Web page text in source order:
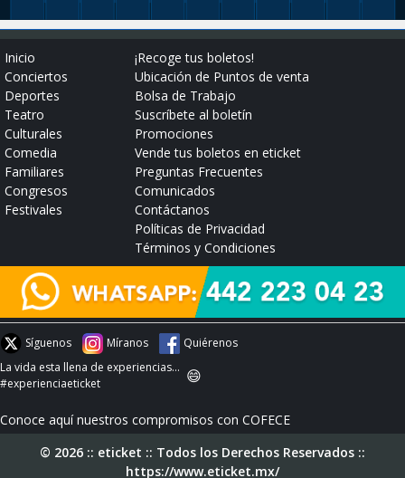
Inicio
Conciertos
Deportes
Teatro
Culturales
Comedia
Familiares
Congresos
Festivales
¡Recoge tus boletos!
Ubicación de Puntos de venta
Bolsa de Trabajo
Suscríbete al boletín
Promociones
Vende tus boletos en eticket
Preguntas Frecuentes
Comunicados
Contáctanos
Políticas de Privacidad
Términos y Condiciones
Síguenos Míranos
Quiérenos
La vida esta llena de experiencias...
#experienciaeticket
😄
Conoce aquí nuestros compromisos con COFECE
© 2026 :: eticket :: Todos los Derechos Reservados ::
https://www.eticket.mx/